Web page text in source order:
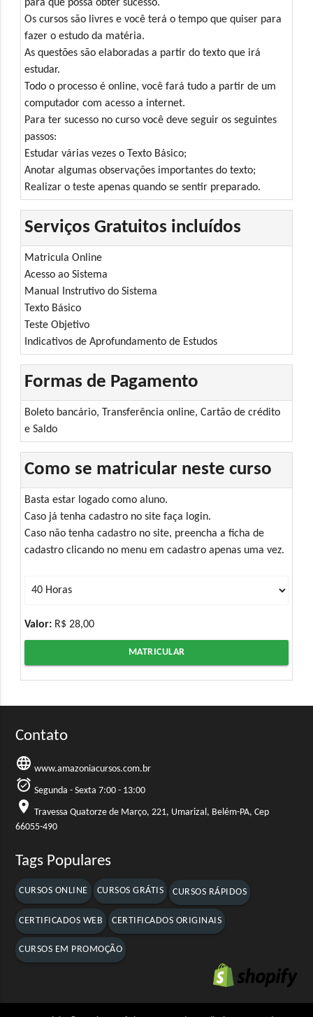
para que possa obter sucesso.
Os cursos são livres e você terá o tempo que quiser para
fazer o estudo da matéria.
As questões são elaboradas a partir do texto que irá
estudar.
Todo o processo é online, você fará tudo a partir de um
computador com acesso a internet.
Para ter sucesso no curso você deve seguir os seguintes
passos:
Estudar várias vezes o Texto Básico;
Anotar algumas observações importantes do texto;
Realizar o teste apenas quando se sentir preparado.
Serviços Gratuitos incluídos
Matricula Online
Acesso ao Sistema
Manual Instrutivo do Sistema
Texto Básico
Teste Objetivo
Indicativos de Aprofundamento de Estudos
Formas de Pagamento
Boleto bancário, Transferência online, Cartão de crédito
e Saldo
Como se matricular neste curso
Basta estar logado como aluno.
Caso já tenha cadastro no site faça login.
Caso não tenha cadastro no site, preencha a ficha de
cadastro clicando no menu em cadastro apenas uma vez.
Valor: R$ 28,00
MATRICULAR
Contato
language www.amazoniacursos.com.br
alarm_on Segunda - Sexta 7:00 - 13:00
location_on Travessa Quatorze de Março, 221, Umarizal, Belém-PA, Cep
66055-490
Tags Populares
CURSOS ONLINE CURSOS GRÁTIS CURSOS RÁPIDOS
CERTIFICADOS WEB CERTIFICADOS ORIGINAIS
CURSOS EM PROMOÇÃO